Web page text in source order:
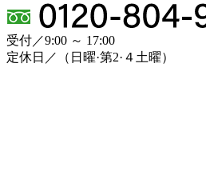
受付／9:00 ～ 17:00
定休日／（日曜·第2·４土曜）